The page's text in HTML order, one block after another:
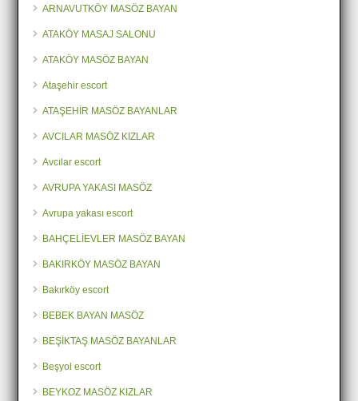
ARNAVUTKÖY MASÖZ BAYAN
ATAKÖY MASAJ SALONU
ATAKÖY MASÖZ BAYAN
Ataşehir escort
ATAŞEHİR MASÖZ BAYANLAR
AVCILAR MASÖZ KIZLAR
Avcılar escort
AVRUPA YAKASI MASÖZ
Avrupa yakası escort
BAHÇELİEVLER MASÖZ BAYAN
BAKIRKÖY MASÖZ BAYAN
Bakırköy escort
BEBEK BAYAN MASÖZ
BEŞİKTAŞ MASÖZ BAYANLAR
Beşyol escort
BEYKOZ MASÖZ KIZLAR